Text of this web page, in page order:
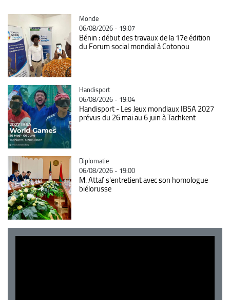
Catégorie
Monde
06/08/2026 - 19:07
Bénin : début des travaux de la 17e édition
du Forum social mondial à Cotonou
Catégorie
Handisport
06/08/2026 - 19:04
Handisport - Les Jeux mondiaux IBSA 2027
prévus du 26 mai au 6 juin à Tachkent
Catégorie
Diplomatie
06/08/2026 - 19:00
M. Attaf s'entretient avec son homologue
biélorusse